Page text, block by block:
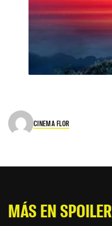
CINEMA FLOR
MÁS EN SPOILER